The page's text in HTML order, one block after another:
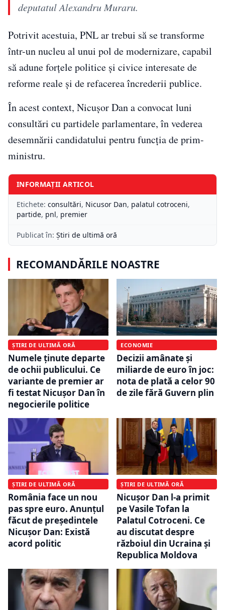
deputatul Alexandru Muraru.
Potrivit acestuia, PNL ar trebui să se transforme
într-un nucleu al unui pol de modernizare, capabil
să adune forțele politice și civice interesate de
reforme reale și de refacerea încrederii publice.
În acest context, Nicușor Dan a convocat luni
consultări cu partidele parlamentare, în vederea
desemnării candidatului pentru funcția de prim-
ministru.
INFORMAȚII ARTICOL
Etichete: consultări, Nicusor Dan, palatul cotroceni,
partide, pnl, premier
Publicat în: Știri de ultimă oră
RECOMANDĂRILE NOASTRE
ȘTIRI DE ULTIMĂ ORĂ
Numele ținute departe
de ochii publicului. Ce
variante de premier ar
fi testat Nicușor Dan în
negocierile politice
ECONOMIE
Decizii amânate și
miliarde de euro în joc:
nota de plată a celor 90
de zile fără Guvern plin
ȘTIRI DE ULTIMĂ ORĂ
România face un nou
pas spre euro. Anunțul
făcut de președintele
Nicușor Dan: Există
acord politic
ȘTIRI DE ULTIMĂ ORĂ
Nicușor Dan l-a primit
pe Vasile Tofan la
Palatul Cotroceni. Ce
au discutat despre
războiul din Ucraina și
Republica Moldova